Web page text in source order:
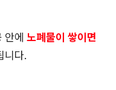
안에 노폐물이 쌓이면
니다.